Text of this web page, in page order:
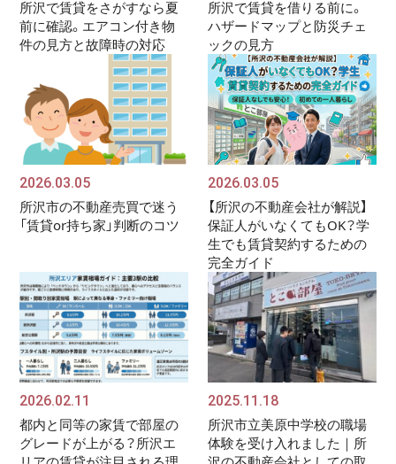
所沢で賃貸をさがすなら夏
前に確認。エアコン付き物
件の見方と故障時の対応
所沢で賃貸を借りる前に。
ハザードマップと防災チェ
ックの見方
2026.03.05
所沢市の不動産売買で迷う
「賃貸or持ち家」判断のコツ
2026.03.05
【所沢の不動産会社が解説】
保証人がいなくてもOK？学
生でも賃貸契約するための
完全ガイド
2026.02.11
都内と同等の家賃で部屋の
グレードが上がる？所沢エ
2025.11.18
所沢市立美原中学校の職場
体験を受け入れました｜所